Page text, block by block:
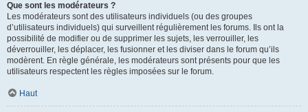
Que sont les modérateurs ?
Les modérateurs sont des utilisateurs individuels (ou des groupes
d’utilisateurs individuels) qui surveillent régulièrement les forums. Ils ont la
possibilité de modifier ou de supprimer les sujets, les verrouiller, les
déverrouiller, les déplacer, les fusionner et les diviser dans le forum qu’ils
modèrent. En règle générale, les modérateurs sont présents pour que les
utilisateurs respectent les règles imposées sur le forum.
Haut